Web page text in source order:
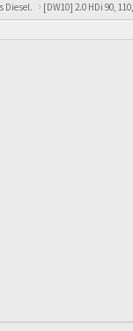
Diesel. [DW10] 2.0 HDi 90,